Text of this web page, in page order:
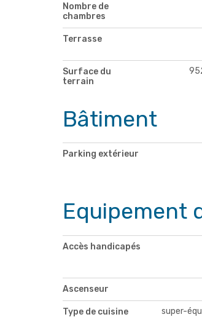
Nombre de
chambres
Terrasse
Surface du
terrain
Bâtiment
Parking extérieur
Equipement
Accès handicapés
Ascenseur
Type de cuisine super-